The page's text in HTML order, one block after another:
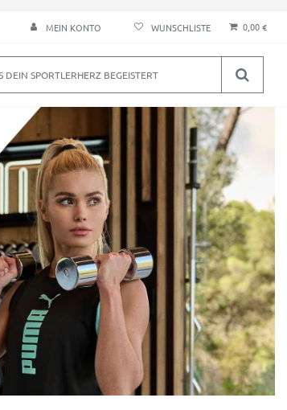
MEIN KONTO 0,00 €